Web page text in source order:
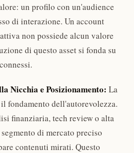
un profilo con un'audience
di interazione. Un account
non possiede alcun valore
di questo asset si fonda su
Nicchia e Posizionamento: La
fondamento dell'autorevolezza.
finanziaria, tech review o alta
di mercato preciso
contenuti mirati. Questo